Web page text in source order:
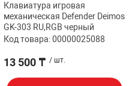
Клавиатура игровая
механическая Defender Deimos
GK-303 RU,RGB черный
Код товара: 00000025088
13 500 ₸ / шт.